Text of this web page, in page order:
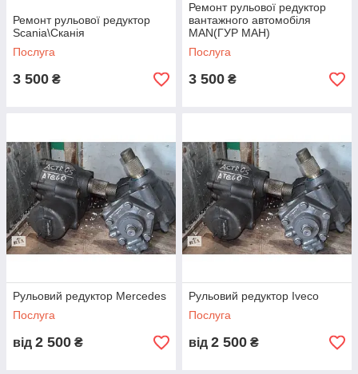
Ремонт рульової редуктор
Scania\Сканія
Послуга
3 500 ₴
Ремонт рульової редуктор
вантажного автомобіля
MAN(ГУР МАН)
Послуга
3 500 ₴
Рульовий редуктор Mercedes
Послуга
від 2 500 ₴
Рульовий редуктор Iveco
Послуга
від 2 500 ₴